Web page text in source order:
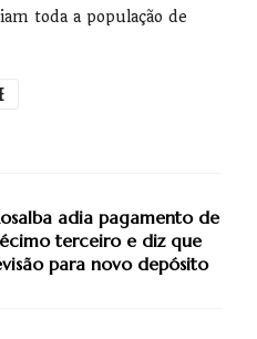
toda a população de
adia pagamento de
terceiro e diz que
para novo depósito